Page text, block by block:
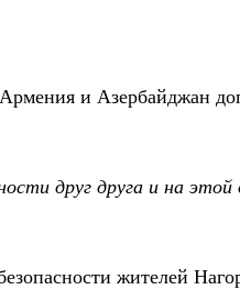
и Азербайджан
друг друга и на
жителей